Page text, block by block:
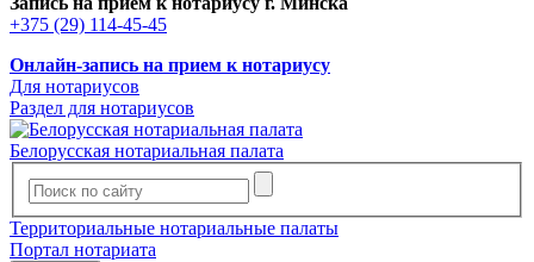
+375 (29) 114-45-45
Онлайн-запись на прием к нотариусу
Для нотариусов
Раздел для нотариусов
Белорусская нотариальная палата
Территориальные нотариальные палаты
Портал нотариата